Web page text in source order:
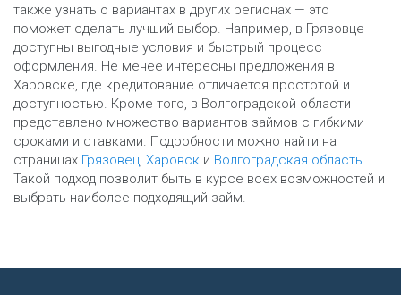
также узнать о вариантах в других регионах — это
поможет сделать лучший выбор. Например, в Грязовце
доступны выгодные условия и быстрый процесс
оформления. Не менее интересны предложения в
Харовске, где кредитование отличается простотой и
доступностью. Кроме того, в Волгоградской области
представлено множество вариантов займов с гибкими
сроками и ставками. Подробности можно найти на
страницах Грязовец Харовск и Волгоградская область
Такой подход позволит быть в курсе всех возможностей и
выбрать наиболее подходящий займ.